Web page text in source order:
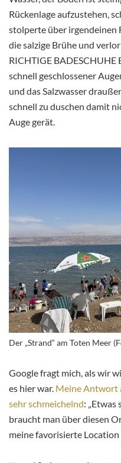
Rückenlage aufzustehen,
stolperte über irgendeinen
die salzige Brühe und
RICHTIGE
schnell geschlossener
und das Salzwasser
schnell zu duschen damit
Auge gerät.
Der „Strand“ am Toten Meer
Google fragt mich, als wir
es hier war. Meine Antwort
sehr schmeichelnd: „Etwas
braucht man über diesen
meine favorisierte Location